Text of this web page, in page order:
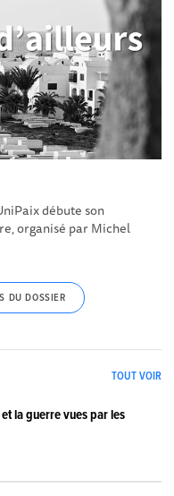
débute son
organisé par Michel
DU DOSSIER
TOUT VOIR
la guerre vues par les